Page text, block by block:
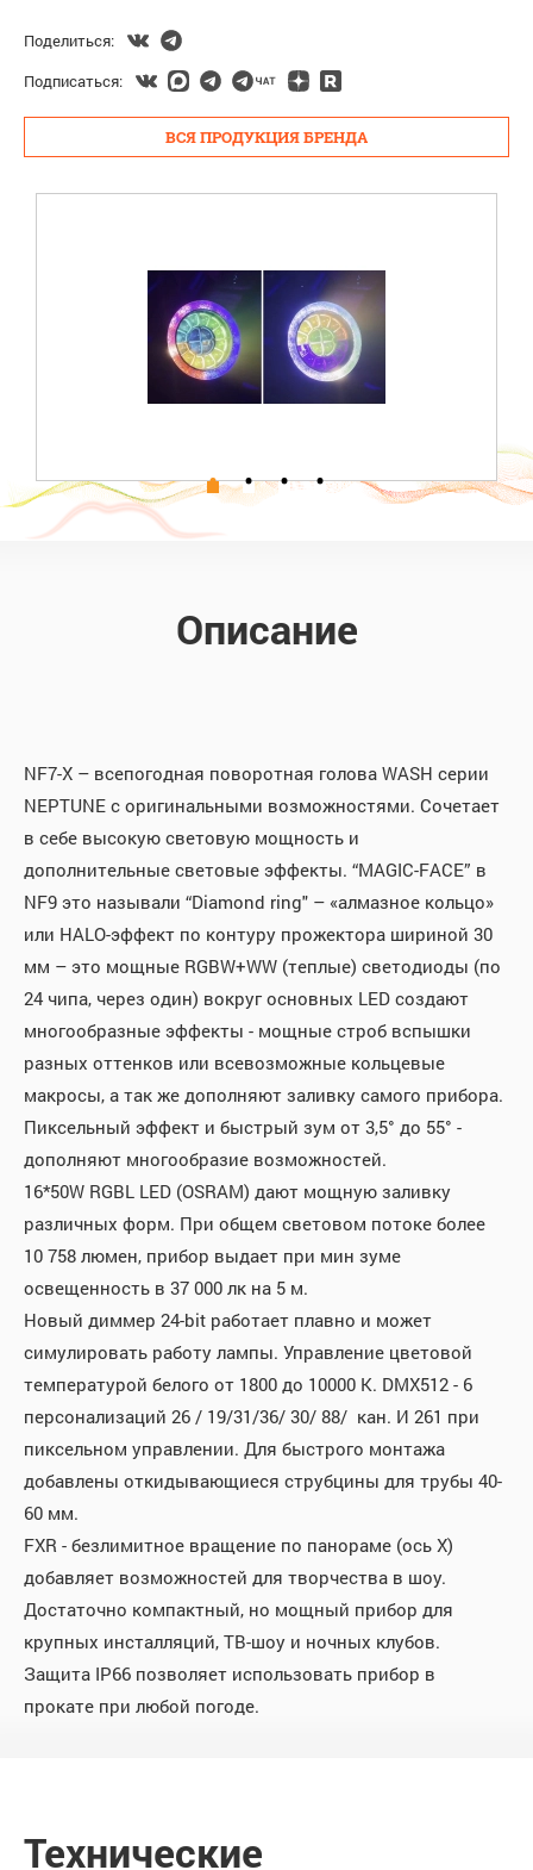
Поделиться:
Подписаться:
ВСЯ ПРОДУКЦИЯ БРЕНДА
Описание
NF7-X – всепогодная поворотная голова WASH серии
NEPTUNE с оригинальными возможностями. Сочетает
в себе высокую световую мощность и
дополнительные световые эффекты. “MAGIC-FACE” в
NF9 это называли “Diamond ring" – «алмазное кольцо»
или HALO-эффект по контуру прожектора шириной 30
мм – это мощные RGBW+WW (теплые) светодиоды (по
24 чипа, через один) вокруг основных LED создают
многообразные эффекты - мощные строб вспышки
разных оттенков или всевозможные кольцевые
макросы, а так же дополняют заливку самого прибора.
Пиксельный эффект и быстрый зум от 3,5° до 55° -
дополняют многообразие возможностей.
16*50W RGBL LED (OSRAM) дают мощную заливку
различных форм. При общем световом потоке более
10 758 люмен, прибор выдает при мин зуме
освещенность в 37 000 лк на 5 м.
Новый диммер 24-bit работает плавно и может
симулировать работу лампы. Управление цветовой
температурой белого от 1800 до 10000 К. DMX512 - 6
персонализаций 26 / 19/31/36/ 30/ 88/ кан. И 261 при
пиксельном управлении. Для быстрого монтажа
добавлены откидывающиеся струбцины для трубы 40-
60 мм.
FXR - безлимитное вращение по панораме (ось Х)
добавляет возможностей для творчества в шоу.
Достаточно компактный, но мощный прибор для
крупных инсталляций, ТВ-шоу и ночных клубов.
Защита IP66 позволяет использовать прибор в
прокате при любой погоде.
Технические